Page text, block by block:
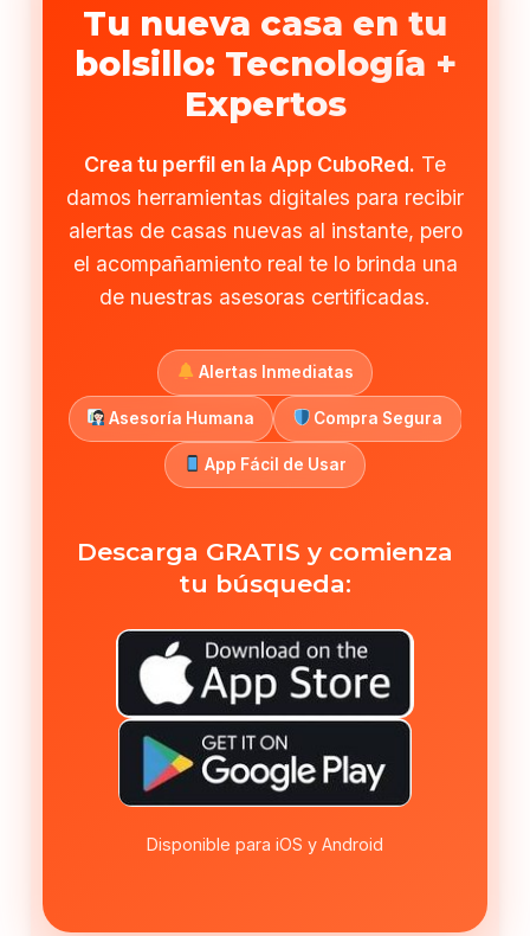
Tu nueva casa en tu
bolsillo: Tecnología +
Expertos
Crea tu perfil en la App CuboRed. Te
damos herramientas digitales para recibir
alertas de casas nuevas al instante, pero
el acompañamiento real te lo brinda una
de nuestras asesoras certificadas.
Alertas Inmediatas
Asesoría Humana Compra Segura
App Fácil de Usar
Descarga GRATIS y comienza
tu búsqueda:
Disponible para iOS y Android